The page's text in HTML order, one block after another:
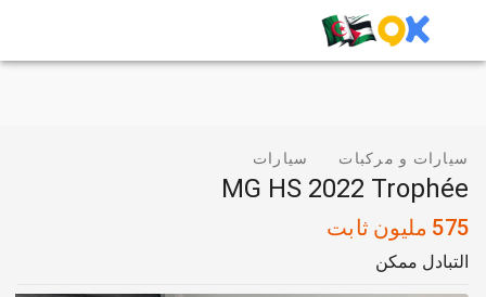
سيارات و مركبات سيارات
MG HS 2022 Trophée
575 مليون ثابت
التبادل ممكن